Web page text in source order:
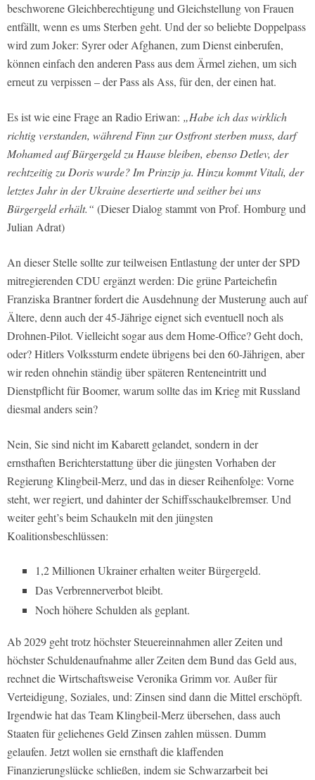
beschworene Gleichberechtigung und Gleichstellung von Frauen
entfällt, wenn es ums Sterben geht. Und der so beliebte Doppelpass
wird zum Joker: Syrer oder Afghanen, zum Dienst einberufen,
können einfach den anderen Pass aus dem Ärmel ziehen, um sich
erneut zu verpissen – der Pass als Ass, für den, der einen hat.
Es ist wie eine Frage an Radio Eriwan: „Habe ich das wirklich
richtig verstanden, während Finn zur Ostfront sterben muss, darf
Mohamed auf Bürgergeld zu Hause bleiben, ebenso Detlev, der
rechtzeitig zu Doris wurde? Im Prinzip ja. Hinzu kommt Vitali, der
letztes Jahr in der Ukraine desertierte und seither bei uns
Bürgergeld erhält.“ (Dieser Dialog stammt von Prof. Homburg und
Julian Adrat)
An dieser Stelle sollte zur teilweisen Entlastung der unter der SPD
mitregierenden CDU ergänzt werden: Die grüne Parteichefin
Franziska Brantner fordert die Ausdehnung der Musterung auch auf
Ältere, denn auch der 45-Jährige eignet sich eventuell noch als
Drohnen-Pilot. Vielleicht sogar aus dem Home-Office? Geht doch,
oder? Hitlers Volkssturm endete übrigens bei den 60-Jährigen, aber
wir reden ohnehin ständig über späteren Renteneintritt und
Dienstpflicht für Boomer, warum sollte das im Krieg mit Russland
diesmal anders sein?
Nein, Sie sind nicht im Kabarett gelandet, sondern in der
ernsthaften Berichterstattung über die jüngsten Vorhaben der
Regierung Klingbeil-Merz, und das in dieser Reihenfolge: Vorne
steht, wer regiert, und dahinter der Schiffsschaukelbremser. Und
weiter geht’s beim Schaukeln mit den jüngsten
Koalitionsbeschlüssen:
1,2 Millionen Ukrainer erhalten weiter Bürgergeld.
Das Verbrennerverbot bleibt.
Noch höhere Schulden als geplant.
Ab 2029 geht trotz höchster Steuereinnahmen aller Zeiten und
höchster Schuldenaufnahme aller Zeiten dem Bund das Geld aus,
rechnet die Wirtschaftsweise Veronika Grimm vor. Außer für
Verteidigung, Soziales, und: Zinsen sind dann die Mittel erschöpft.
Irgendwie hat das Team Klingbeil-Merz übersehen, dass auch
Staaten für geliehenes Geld Zinsen zahlen müssen. Dumm
gelaufen. Jetzt wollen sie ernsthaft die klaffenden
Finanzierungslücke schließen, indem sie Schwarzarbeit bei